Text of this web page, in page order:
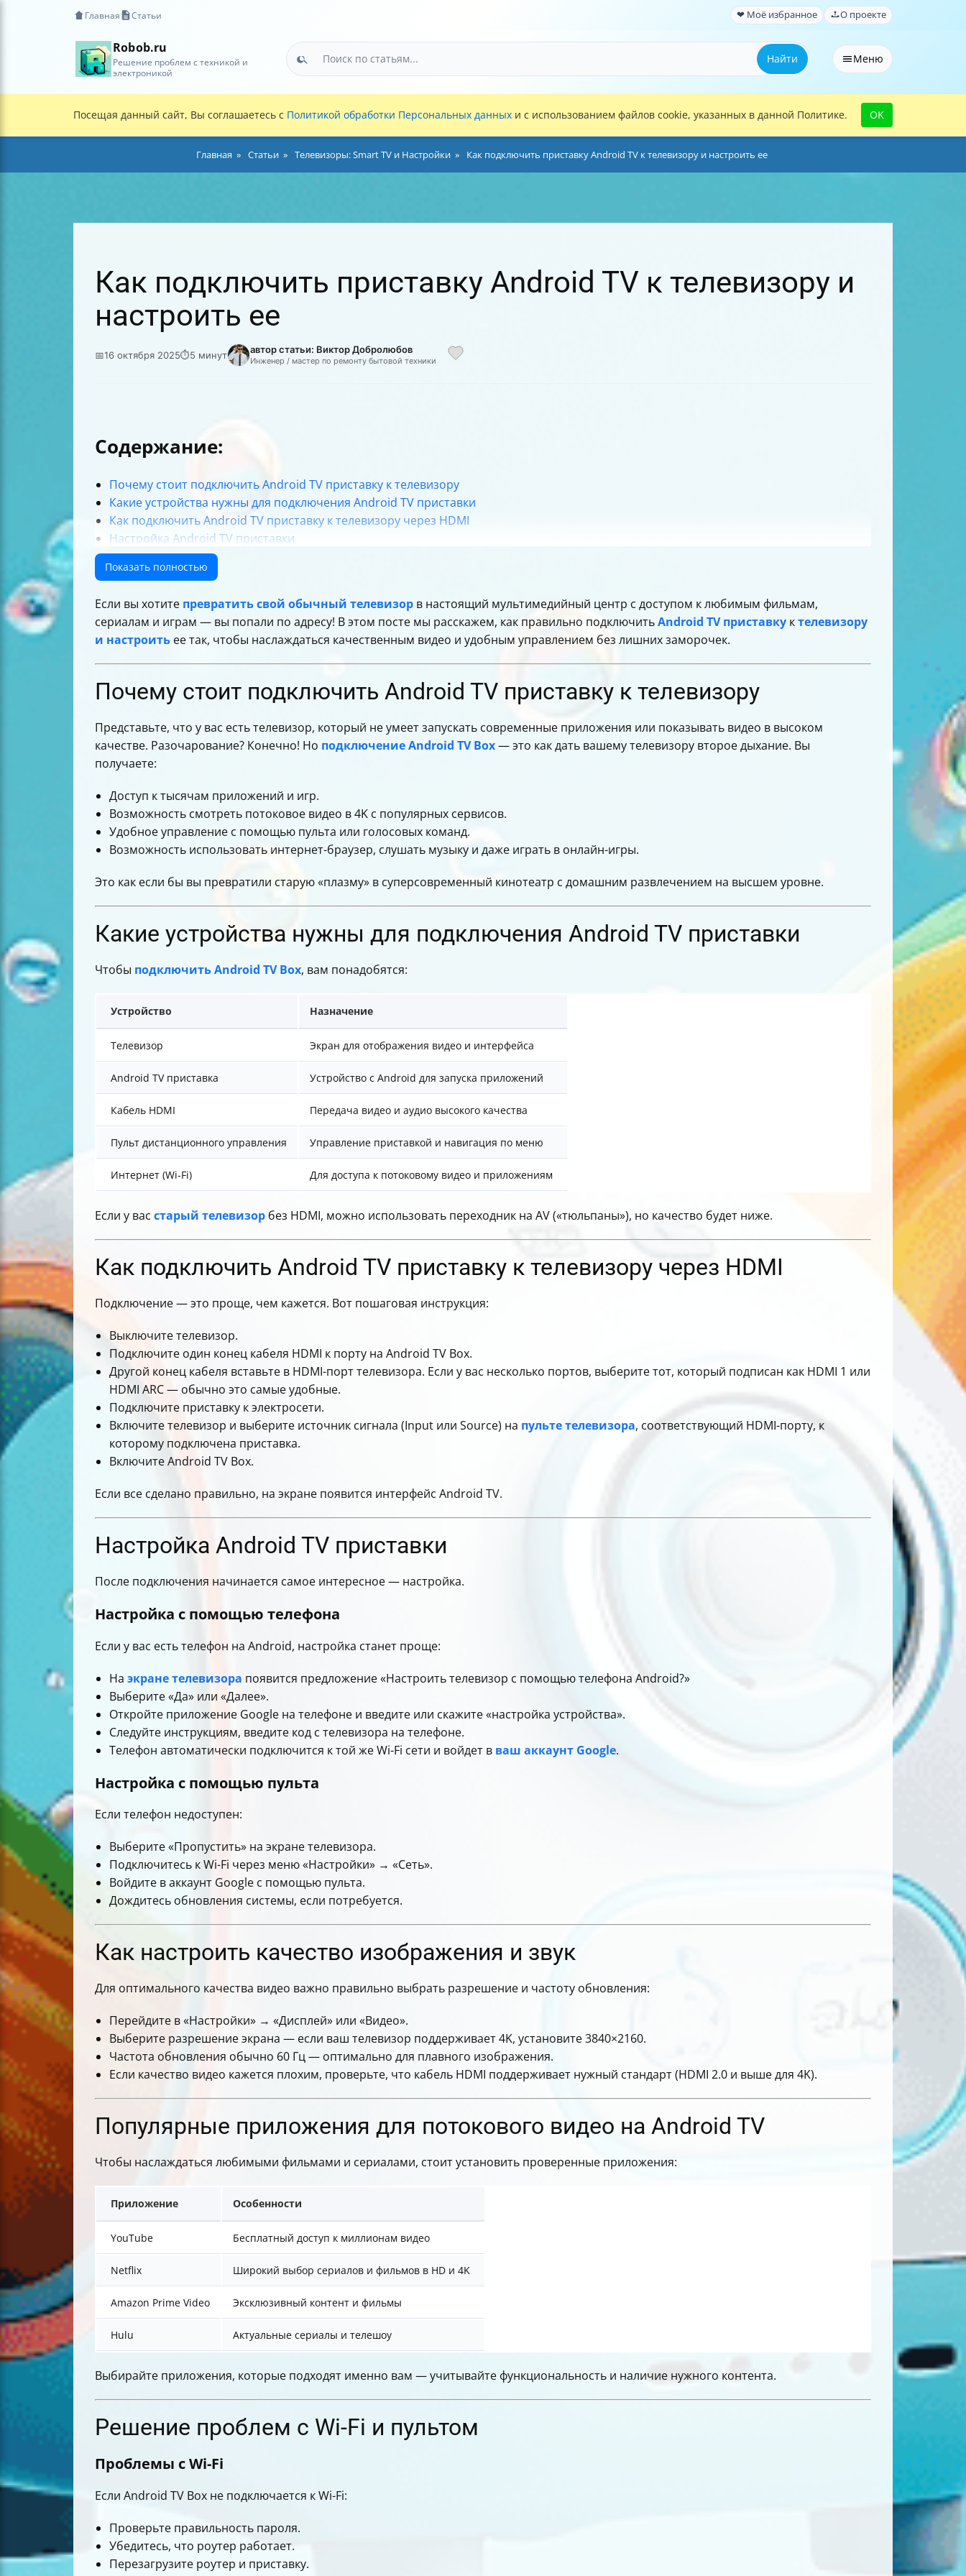
Главная Статьи ❤ Моё избранное О проекте
Robob.ru
Решение проблем с техникой и
электроникой
Найти Меню
Посещая данный сайт, Вы соглашаетесь с Политикой обработки Персональных данных и с использованием файлов cookie, указанных в данной Политике. OK
Главная Статьи Телевизоры: Smart TV и Настройки Как подключить приставку Android TV к телевизору и настроить ее
Как подключить приставку Android TV к телевизору и
настроить ее
📅16 октября 2025⏱5 минут автор статьи: Виктор Добролюбов
Инженер / мастер по ремонту бытовой техники
Содержание:
Почему стоит подключить Android TV приставку к телевизору
Какие устройства нужны для подключения Android TV приставки
Как подключить Android TV приставку к телевизору через HDMI
Настройка Android TV приставки
Как настроить качество изображения и звук
Популярные приложения для потокового видео на Android TV
Голосовые команды и дополнительные возможности
Итоговая таблица подключения и настройки
Показать полностью
Если вы хотите превратить свой обычный телевизор в настоящий мультимедийный центр с доступом к любимым фильмам,
сериалам и играм — вы попали по адресу! В этом посте мы расскажем, как правильно подключитьAndroid TV приставку ктелевизору
и настроить ее так, чтобы наслаждаться качественным видео и удобным управлением без лишних заморочек.
Почему стоит подключить Android TV приставку к телевизору
Представьте, что у вас есть телевизор, который не умеет запускать современные приложения или показывать видео в высоком
качестве. Разочарование? Конечно! Но подключение Android TV Box— это как дать вашему телевизору второе дыхание. Вы
получаете:
Доступ к тысячам приложений и игр.
Возможность смотреть потоковое видео в 4K с популярных сервисов.
Удобное управление с помощью пульта или голосовых команд.
Возможность использовать интернет-браузер, слушать музыку и даже играть в онлайн-игры.
Это как если бы вы превратили старую «плазму» в суперсовременный кинотеатр с домашним развлечением на высшем уровне.
Какие устройства нужны для подключения Android TV приставки
Чтобы подключить Android TV Box, вам понадобятся:
Устройство Назначение
Телевизор Экран для отображения видео и интерфейса
Android TV приставка Устройство с Android для запуска приложений
Кабель HDMI Передача видео и аудио высокого качества
Пульт дистанционного управления Управление приставкой и навигация по меню
Интернет (Wi-Fi) Для доступа к потоковому видео и приложениям
Если у вас старый телевизор без HDMI, можно использовать переходник на AV («тюльпаны»), но качество будет ниже.
Как подключить Android TV приставку к телевизору через HDMI
Подключение — это проще, чем кажется. Вот пошаговая инструкция:
Выключите телевизор.
Подключите один конец кабеля HDMI к порту на Android TV Box.
Другой конец кабеля вставьте в HDMI-порт телевизора. Если у вас несколько портов, выберите тот, который подписан как HDMI 1 или
HDMI ARC — обычно это самые удобные.
Подключите приставку к электросети.
Включите телевизор и выберите источник сигнала (Input или Source) на пульте телевизора, соответствующий HDMI-порту, к
которому подключена приставка.
Включите Android TV Box.
Если все сделано правильно, на экране появится интерфейс Android TV.
Настройка Android TV приставки
После подключения начинается самое интересное — настройка.
Настройка с помощью телефона
Если у вас есть телефон на Android, настройка станет проще:
На экране телевизора появится предложение «Настроить телевизор с помощью телефона Android?»
Выберите «Да» или «Далее».
Откройте приложение Google на телефоне и введите или скажите «настройка устройства».
Следуйте инструкциям, введите код с телевизора на телефоне.
Телефон автоматически подключится к той же Wi-Fi сети и войдет в ваш аккаунт Google.
Настройка с помощью пульта
Если телефон недоступен:
Выберите «Пропустить» на экране телевизора.
Подключитесь к Wi-Fi через меню «Настройки» → «Сеть».
Войдите в аккаунт Google с помощью пульта.
Дождитесь обновления системы, если потребуется.
Как настроить качество изображения и звук
Для оптимального качества видео важно правильно выбрать разрешение и частоту обновления:
Перейдите в «Настройки» → «Дисплей» или «Видео».
Выберите разрешение экрана — если ваш телевизор поддерживает 4K, установите 3840×2160.
Частота обновления обычно 60 Гц — оптимально для плавного изображения.
Если качество видео кажется плохим, проверьте, что кабель HDMI поддерживает нужный стандарт (HDMI 2.0 и выше для 4K).
Популярные приложения для потокового видео на Android TV
Чтобы наслаждаться любимыми фильмами и сериалами, стоит установить проверенные приложения:
Приложение Особенности
YouTube Бесплатный доступ к миллионам видео
Netflix Широкий выбор сериалов и фильмов в HD и 4K
Amazon Prime Video Эксклюзивный контент и фильмы
Hulu Актуальные сериалы и телешоу
Выбирайте приложения, которые подходят именно вам — учитывайте функциональность и наличие нужного контента.
Решение проблем с Wi-Fi и пультом
Проблемы с Wi-Fi
Если Android TV Box не подключается к Wi-Fi:
Проверьте правильность пароля.
Убедитесь, что роутер работает.
Перезагрузите роутер и приставку.